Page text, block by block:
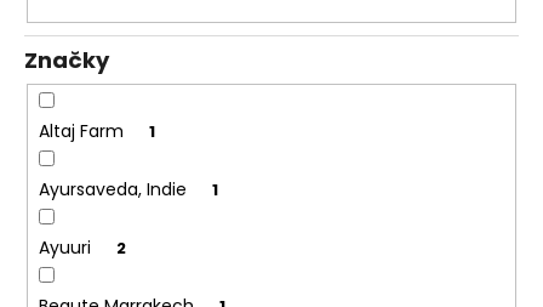
k
t
ů
Značky
Altaj Farm 1
Ayursaveda, Indie 1
Ayuuri 2
a
j
í
?